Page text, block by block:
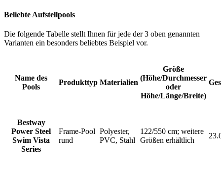
Beliebte Aufstellpools
Die folgende Tabelle stellt Ihnen für jede der 3 oben genannten
Varianten ein besonders beliebtes Beispiel vor.
Name des
Pools
Produkttyp Materialien
Größe
(Höhe/Durchmesser
oder
Höhe/Länge/Breite)
Bestway
Power Steel
Swim Vista
Series
Frame-Pool
rund
Polyester,
PVC, Stahl
122/550 cm; weitere
Größen erhältlich